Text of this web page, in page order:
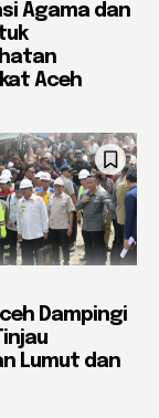
Agama dan
Aceh
Dampingi
Lumut dan